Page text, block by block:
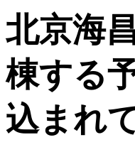
北京海
棟する
込まれ